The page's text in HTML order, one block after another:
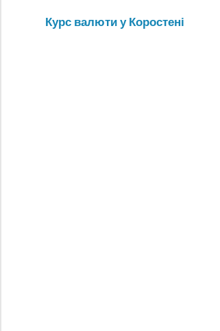
Курс валюти у Коростені